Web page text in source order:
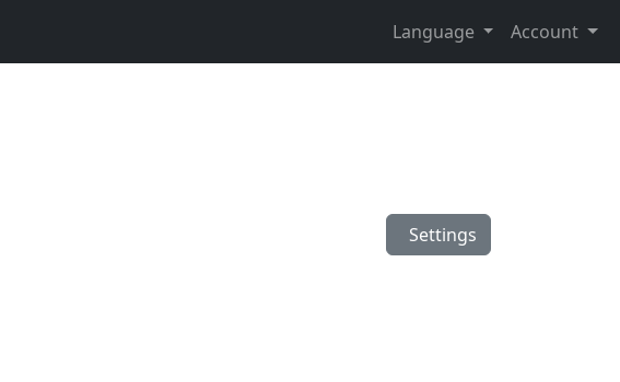
Language
Account
Settings